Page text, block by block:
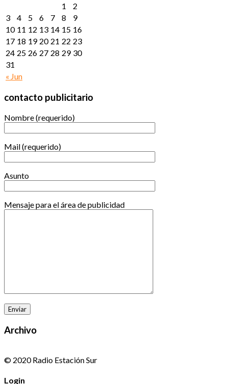
« Jun
1
2
3
4 5 6 7 8
9
10 11 12 13 14 15 16
17 18 19 20 21 22 23
24 25 26 27 28 29 30
31
contacto publicitario
Nombre (requerido)
Mail (requerido)
Asunto
Mensaje para el área de publicidad
Archivo
© 2020 Radio Estación Sur
Login